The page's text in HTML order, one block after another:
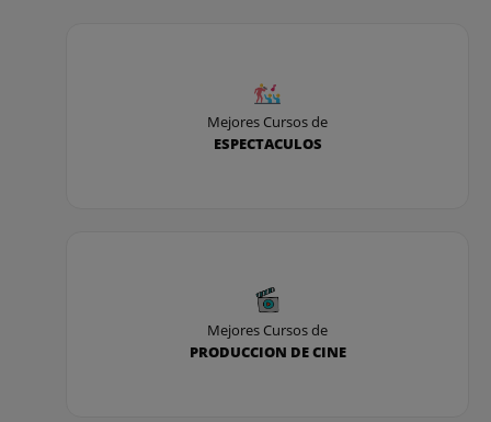
Mejores Cursos de
ESPECTACULOS
Mejores Cursos de
PRODUCCION DE CINE